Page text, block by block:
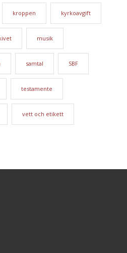
kroppen kyrkoavgift
musik
samtal SBF
testamente
vett och etikett